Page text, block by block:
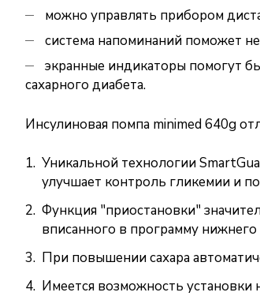
можно управлять прибором
система напоминаний поможет
экранные индикаторы помогут
сахарного диабета.
Инсулиновая помпа minimed 640g
Уникальной технологии
улучшает контроль гликемии и
Функция "приостановки"
вписанного в программу
При повышении сахара
Имеется возможность установки